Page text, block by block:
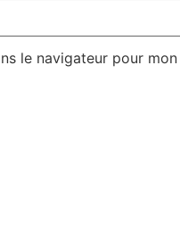
le navigateur pour